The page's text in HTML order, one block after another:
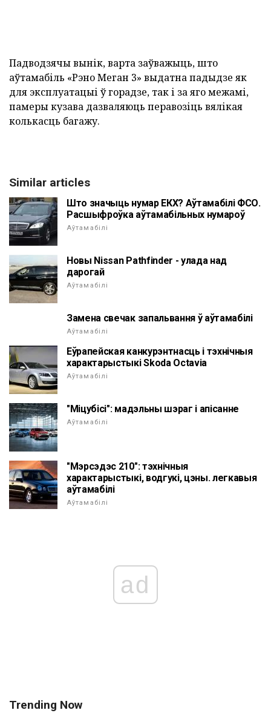
Падводзячы вынік, варта заўважыць, што
аўтамабіль «Рэно Меган 3» выдатна падыдзе як
для эксплуатацыі ў горадзе, так і за яго межамі,
памеры кузава дазваляюць перавозіць вялікая
колькасць багажу.
Similar articles
Што значыць нумар ЕКХ? Аўтамабілі ФСО.
Расшыфроўка аўтамабільных нумароў
Аўтамабілі
Новы Nissan Pathfinder - улада над
дарогай
Аўтамабілі
Замена свечак запальвання ў аўтамабілі
Аўтамабілі
Еўрапейская канкурэнтнасць і тэхнічныя
характарыстыкі Skoda Octavia
Аўтамабілі
"Міцубісі": мадэльны шэраг і апісанне
Аўтамабілі
"Мэрсэдэс 210": тэхнічныя
характарыстыкі, водгукі, цэны. легкавыя
аўтамабілі
Аўтамабілі
ad
Trending Now